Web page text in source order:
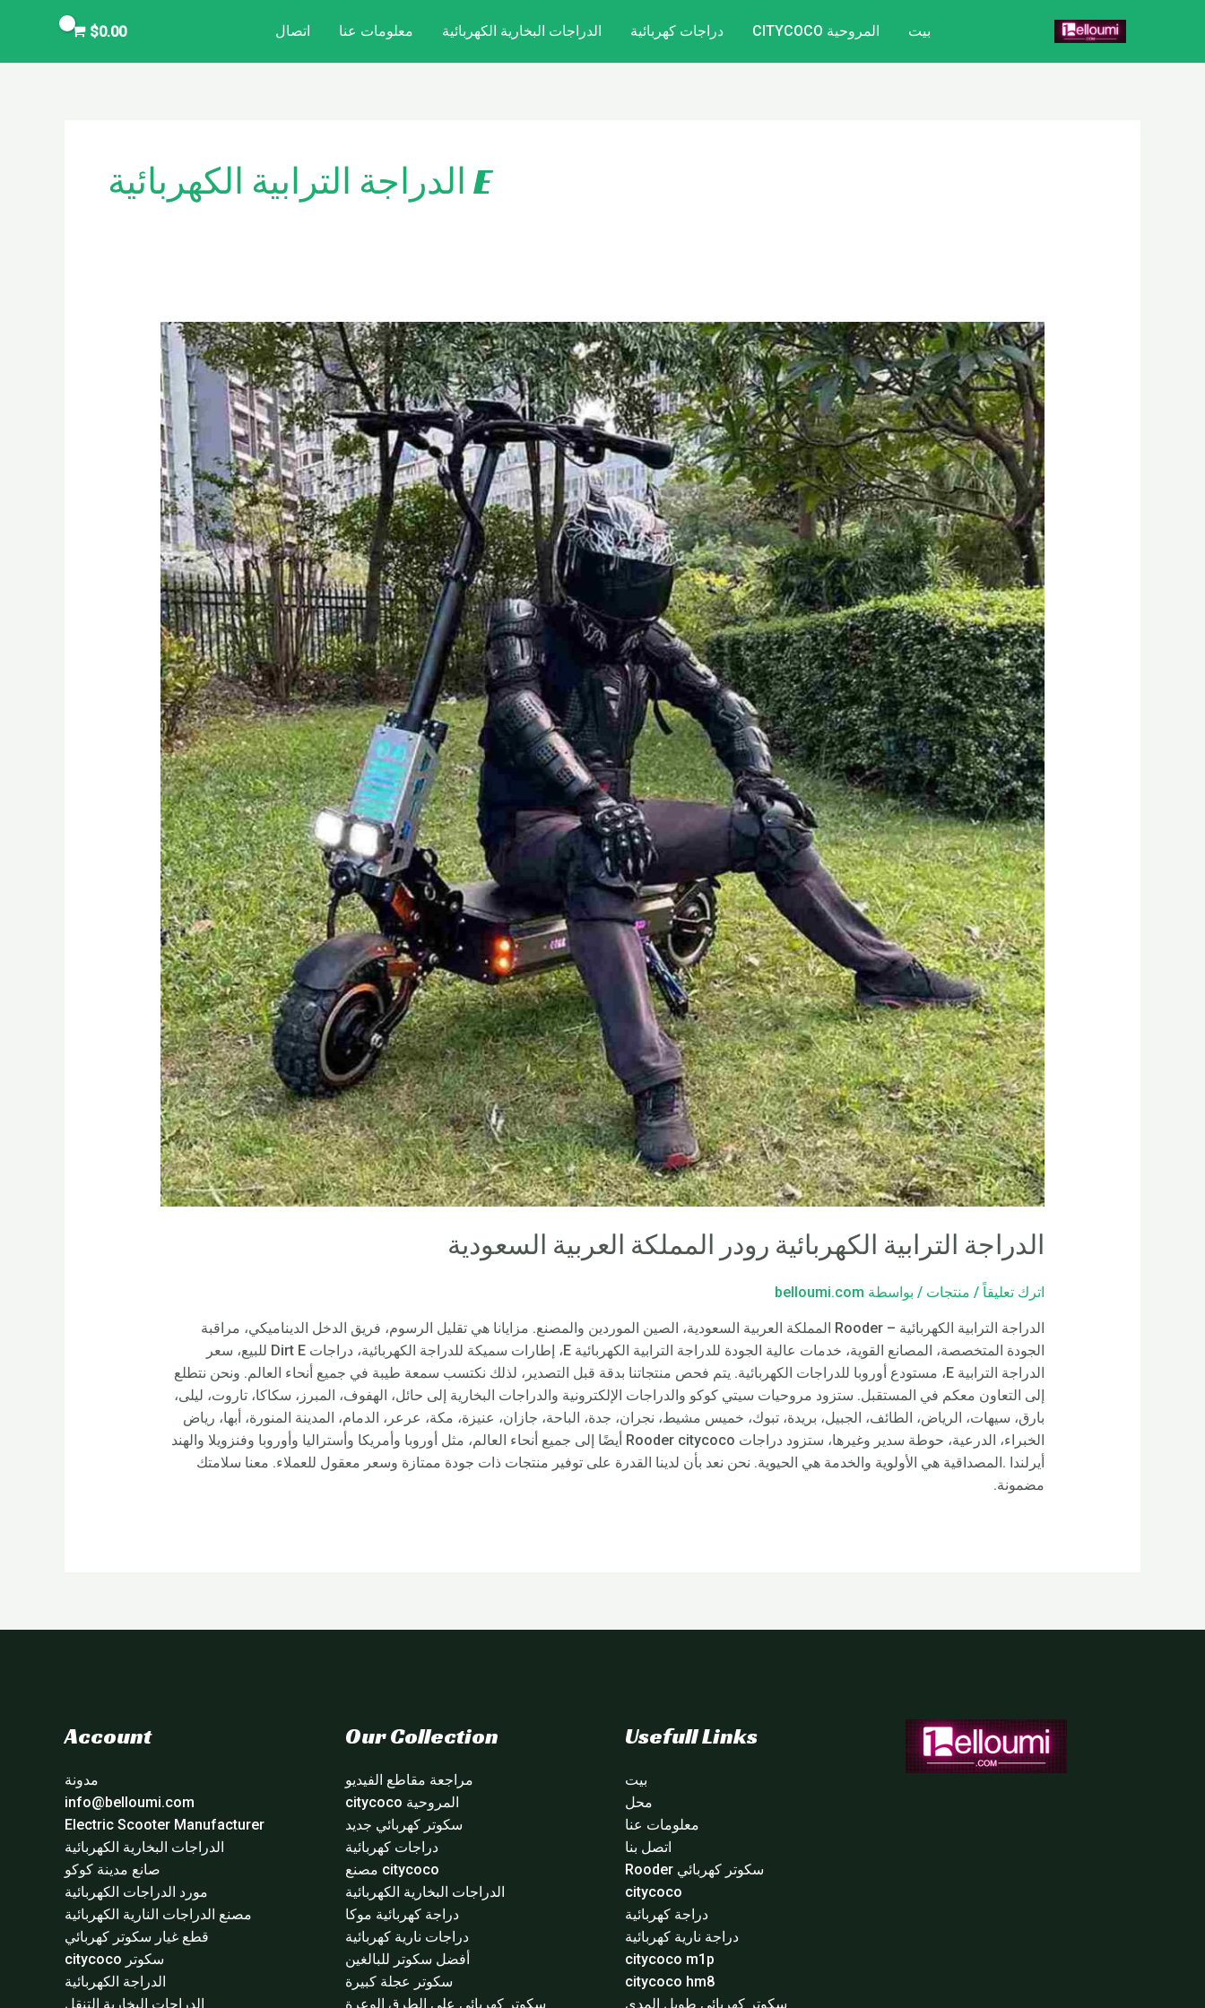
بيت المروحية CITYCOCO دراجات كهربائية الدراجات البخارية الكهربائية معلومات عنا اتصال $0.00
E الدراجة الترابية الكهربائية
الدراجة الترابية الكهربائية رودر المملكة العربية السعودية
اترك تعليقاً / منتجات / بواسطة belloumi.com
الدراجة الترابية الكهربائية – Rooder المملكة العربية السعودية، الصين الموردين والمصنع. مزايانا هي تقليل الرسوم، فريق الدخل الديناميكي، مراقبة
الجودة المتخصصة، المصانع القوية، خدمات عالية الجودة للدراجة الترابية الكهربائية E، إطارات سميكة للدراجة الكهربائية، دراجات Dirt E للبيع، سعر
الدراجة الترابية E، مستودع أوروبا للدراجات الكهربائية. يتم فحص منتجاتنا بدقة قبل التصدير، لذلك نكتسب سمعة طيبة في جميع أنحاء العالم. ونحن نتطلع
إلى التعاون معكم في المستقبل. ستزود مروحيات سيتي كوكو والدراجات الإلكترونية والدراجات البخارية إلى حائل، الهفوف، المبرز، سكاكا، تاروت، ليلى،
بارق، سيهات، الرياض، الطائف، الجبيل، بريدة، تبوك، خميس مشيط، نجران، جدة، الباحة، جازان، عنيزة، مكة، عرعر، الدمام، المدينة المنورة، أبها، رياض
الخبراء، الدرعية، حوطة سدير وغيرها، ستزود دراجات Rooder citycoco أيضًا إلى جميع أنحاء العالم، مثل أوروبا وأمريكا وأستراليا وأوروبا وفنزويلا والهند
أيرلندا .المصداقية هي الأولوية والخدمة هي الحيوية. نحن نعد بأن لدينا القدرة على توفير منتجات ذات جودة ممتازة وسعر معقول للعملاء. معنا سلامتك
مضمونة.
Usefull Links
بيت
محل
معلومات عنا
اتصل بنا
سكوتر كهربائي Rooder
citycoco
دراجة كهربائية
دراجة نارية كهربائية
citycoco m1p
citycoco hm8
سكوتر كهربائي طويل المدى
Our Collection
مراجعة مقاطع الفيديو
المروحية citycoco
سكوتر كهربائي جديد
دراجات كهربائية
citycoco مصنع
الدراجات البخارية الكهربائية
دراجة كهربائية موكا
دراجات نارية كهربائية
أفضل سكوتر للبالغين
سكوتر عجلة كبيرة
سكوتر كهربائي على الطرق الوعرة
Account
مدونة
info@belloumi.com
Electric Scooter Manufacturer
الدراجات البخارية الكهربائية
صانع مدينة كوكو
مورد الدراجات الكهربائية
مصنع الدراجات النارية الكهربائية
قطع غيار سكوتر كهربائي
سكوتر citycoco
الدراجة الكهربائية
الدراجات البخارية التنقل